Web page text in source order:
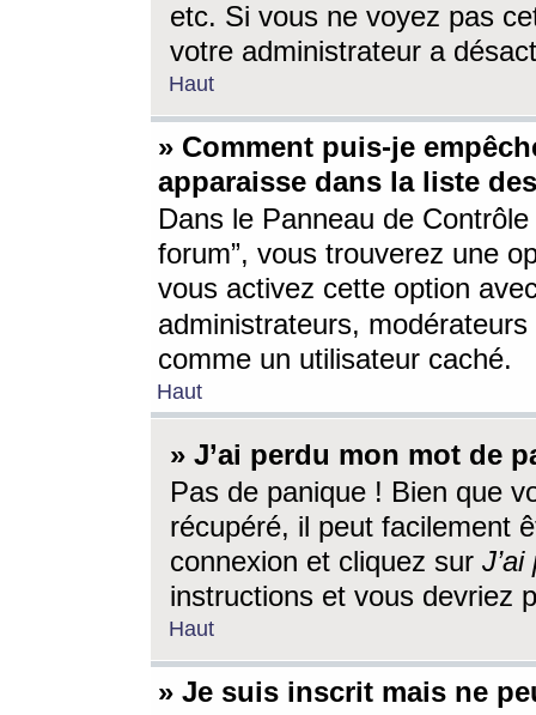
etc. Si vous ne voyez pas
votre administrateur a
Haut
» Comment puis-je
apparaisse dans la liste
Dans le Panneau de
forum”, vous trouverez une
vous activez cette option
administrateurs,
comme un utilisateur caché.
Haut
» J’ai perdu mon mot de
Pas de panique ! Bien que
récupéré, il peut facilement
connexion et cliquez sur
instructions et vous devriez
Haut
» Je suis inscrit mais ne